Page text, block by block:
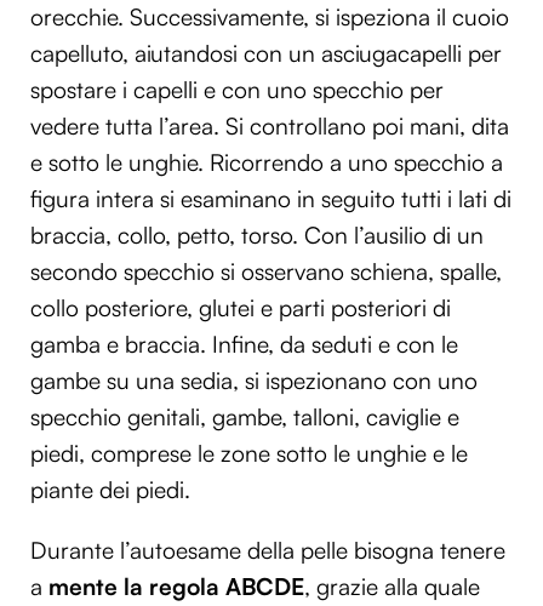
orecchie. Successivamente, si ispeziona il cuoio
capelluto, aiutandosi con un asciugacapelli per
spostare i capelli e con uno specchio per
vedere tutta l’area. Si controllano poi mani, dita
e sotto le unghie. Ricorrendo a uno specchio a
figura intera si esaminano in seguito tutti i lati di
braccia, collo, petto, torso. Con l’ausilio di un
secondo specchio si osservano schiena, spalle,
collo posteriore, glutei e parti posteriori di
gamba e braccia. Infine, da seduti e con le
gambe su una sedia, si ispezionano con uno
specchio genitali, gambe, talloni, caviglie e
piedi, comprese le zone sotto le unghie e le
piante dei piedi.
Durante l’autoesame della pelle bisogna tenere
a mente la regola ABCDE, grazie alla quale